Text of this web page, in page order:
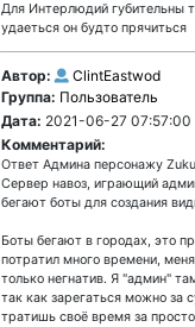
Для Интерлюдий губительны
удаеться он будто прячиться
Автор:
ClintEastwod
Группа: Пользователь
Дата: 2021-06-27 07:57:00
Комментарий:
Ответ Админа персонажу
Сервер навоз, играющий
бегают боты для создания
Боты бегают в городах, это
потратил много времени,
только негнатив. Я "админ"
так как зарегаться можно за
тратишь своё время за